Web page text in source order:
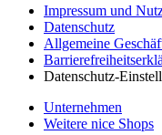
Impressum und
Datenschutz
Allgemeine
Datenschutz-
Unternehmen
Weitere nice Shops